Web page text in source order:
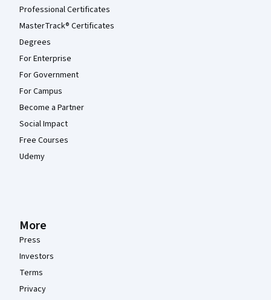
Professional Certificates
MasterTrack® Certificates
Degrees
For Enterprise
For Government
For Campus
Become a Partner
Social Impact
Free Courses
Udemy
More
Press
Investors
Terms
Privacy